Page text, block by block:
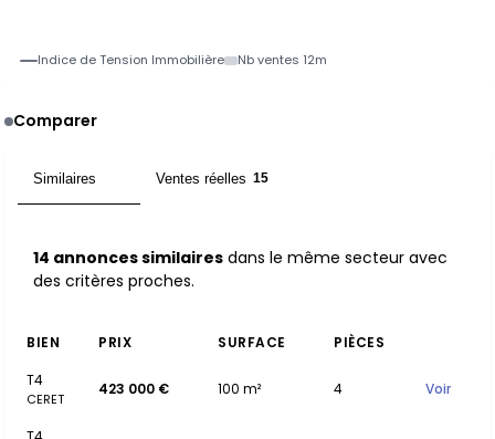
Indice de Tension Immobilière Nb ventes 12m
Comparer
Similaires Ventes réelles 15
14 annonces similaires dans le même secteur avec
des critères proches.
BIEN PRIX SURFACE
PIÈCES
T4
CERET
423 000 € 100 m² 4 Voir